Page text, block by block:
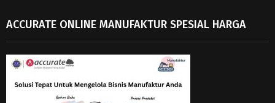
ACCURATE ONLINE MANUFAKTUR SPESIAL HARGA